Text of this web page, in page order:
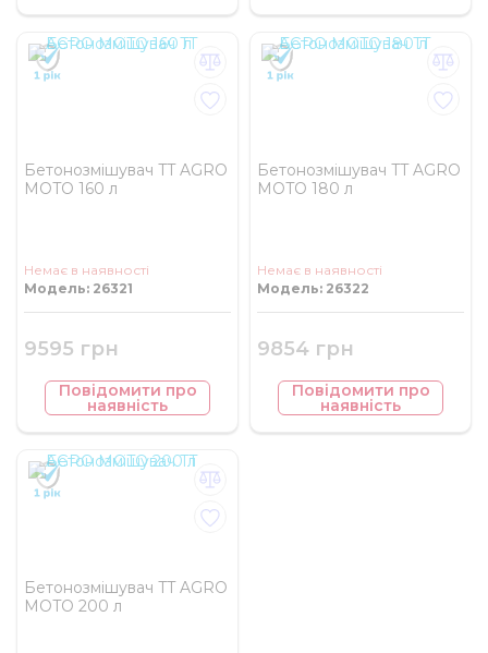
Бетонозмішувач TT AGRO
MOTO 160 л
Немає в наявності
Модель: 26321
9595 грн
Повідомити про
наявність
Бетонозмішувач TT AGRO
MOTO 180 л
Немає в наявності
Модель: 26322
9854 грн
Повідомити про
наявність
Бетонозмішувач TT AGRO
MOTO 200 л